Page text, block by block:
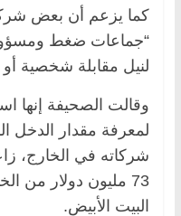
كما يزعم أن بعض
“جماعات ضغط
لنيل مقابلة شخصية
وقالت الصحيفة
لمعرفة مقدار الدخل
شركاته في الخارج،
73 مليون دولار من
البيت الأبيض.